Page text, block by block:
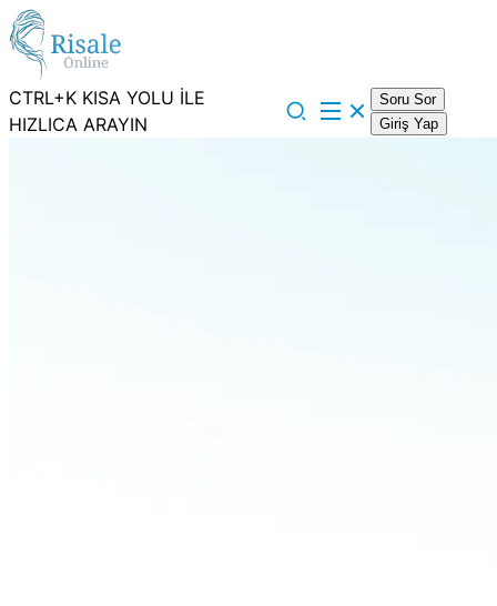
CTRL+K KISA YOLU İLE
HIZLICA ARAYIN
Soru Sor
Giriş Yap